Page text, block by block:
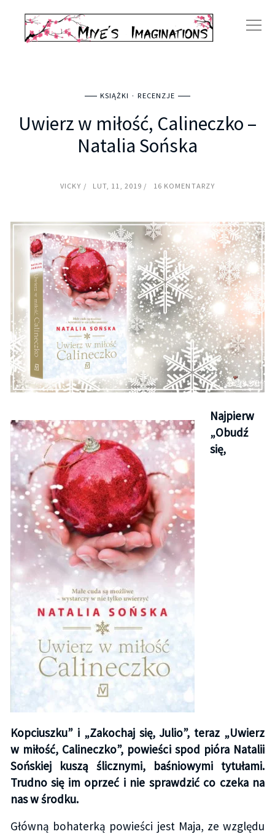
KSIĄŻKI RECENZJE
Uwierz w miłość, Calineczko –
Natalia Sońska
VICKY LUT, 11, 2019 16 KOMENTARZY
Najpierw
„Obudź
się,
Kopciuszku” i „Zakochaj się, Julio”, teraz „Uwierz
w miłość, Calineczko”, powieści spod pióra Natalii
Sońskiej kuszą ślicznymi, baśniowymi tytułami.
Trudno się im oprzeć i nie sprawdzić co czeka na
nas w środku.
Główną bohaterką powieści jest Maja, ze względu